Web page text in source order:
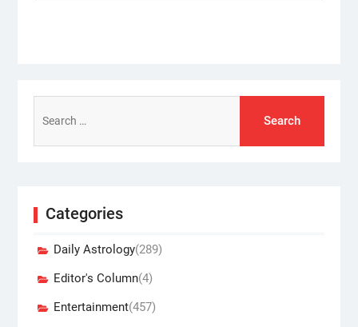
for:
Categories
Daily Astrology(289)
Editor's Column(4)
Entertainment(457)